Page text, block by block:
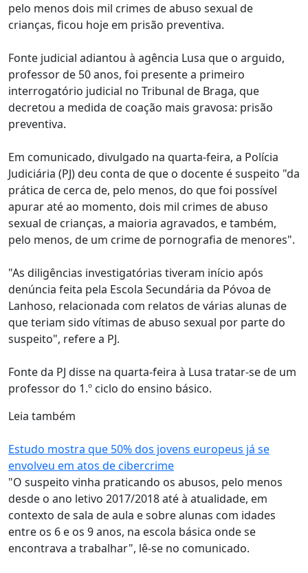
pelo menos dois mil crimes de abuso sexual de
crianças, ficou hoje em prisão preventiva.
Fonte judicial adiantou à agência Lusa que o arguido,
professor de 50 anos, foi presente a primeiro
interrogatório judicial no Tribunal de Braga, que
decretou a medida de coação mais gravosa: prisão
preventiva.
Em comunicado, divulgado na quarta-feira, a Polícia
Judiciária (PJ) deu conta de que o docente é suspeito "da
prática de cerca de, pelo menos, do que foi possível
apurar até ao momento, dois mil crimes de abuso
sexual de crianças, a maioria agravados, e também,
pelo menos, de um crime de pornografia de menores".
"As diligências investigatórias tiveram início após
denúncia feita pela Escola Secundária da Póvoa de
Lanhoso, relacionada com relatos de várias alunas de
que teriam sido vítimas de abuso sexual por parte do
suspeito", refere a PJ.
Fonte da PJ disse na quarta-feira à Lusa tratar-se de um
professor do 1.º ciclo do ensino básico.
Leia também
Estudo mostra que 50% dos jovens europeus já se
envolveu em atos de cibercrime
"O suspeito vinha praticando os abusos, pelo menos
desde o ano letivo 2017/2018 até à atualidade, em
contexto de sala de aula e sobre alunas com idades
entre os 6 e os 9 anos, na escola básica onde se
encontrava a trabalhar", lê-se no comunicado.